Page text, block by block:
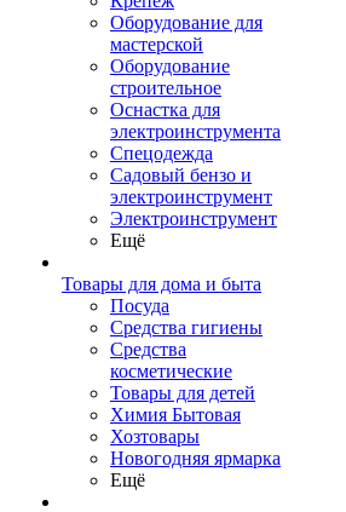
Оборудование для
мастерской
Оборудование
строительное
Оснастка для
электроинструмента
Спецодежда
Садовый бензо и
электроинструмент
Электроинструмент
Ещё
Товары для дома и быта
Посуда
Средства гигиены
Средства
косметические
Товары для детей
Химия Бытовая
Хозтовары
Новогодняя ярмарка
Ещё